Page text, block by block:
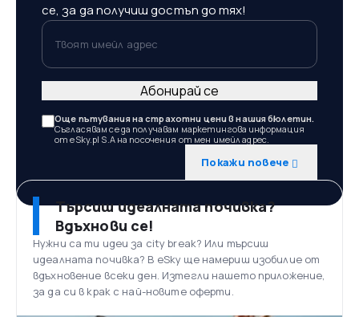
се, за да получиш достъп до тях!
Твоят имейл адрес
Още пътувания на страхотни цени в нашия бюлетин.
Съгласявам се да получавам маркетингова информация
от eSky.pl S.A на посочения от мен имейл адрес.
Покажи повече
Абонирай се
Търсиш идеалната почивка?
Вдъхнови се!
Нужни са ти идеи за city break? Или търсиш
идеалната почивка? В eSky ще намериш изобилие от
вдъхновение всеки ден. Изтегли нашето приложение,
за да си в крак с най-новите оферти.